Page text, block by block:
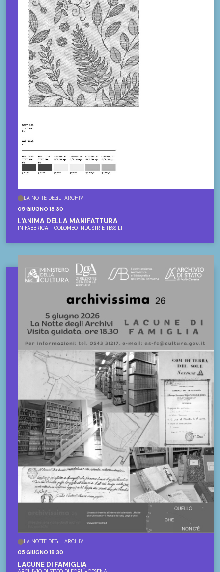
LA NOTTE DEGLI ARCHIVI
05 GIUGNO 18:30
L'ANIMA DELLA MANIFATTURA
IN FABBRICA - COLOMBO INDUSTRIE TESSILI
LA NOTTE DEGLI ARCHIVI
05 GIUGNO 18:30
LACUNE DI FAMIGLIA